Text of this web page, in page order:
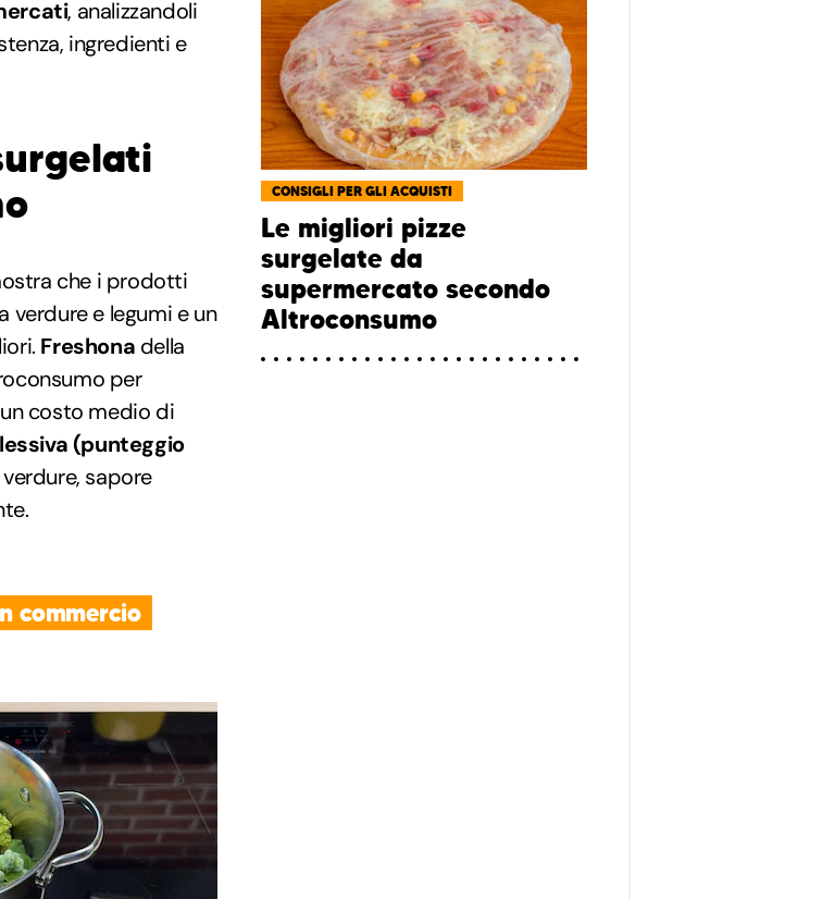
, analizzandoli
ingredienti e
che i prodotti
e legumi e un
Freshona della
per
costo medio di
(punteggio
sapore
commercio
CONSIGLI PER GLI ACQUISTI
Le migliori pizze
surgelate da
supermercato secondo
Altroconsumo